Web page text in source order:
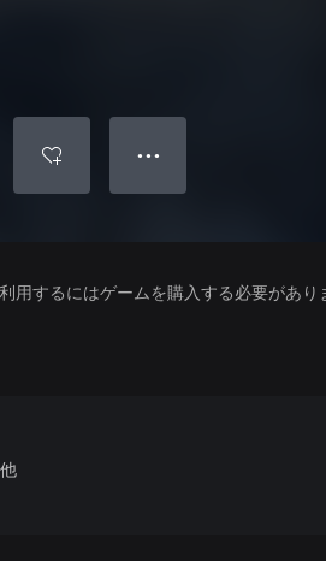
● ● ●
用するにはゲームを購入する必要があり